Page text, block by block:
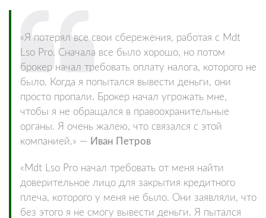
«Я потерял все свои сбережения, работая с Mdt
Lso Pro. Сначала все было хорошо, но потом
брокер начал требовать оплату налога, которого не
было. Когда я попытался вывести деньги, они
просто пропали. Брокер начал угрожать мне,
чтобы я не обращался в правоохранительные
органы. Я очень жалею, что связался с этой
компанией.» — Иван Петров
«Mdt Lso Pro начал требовать от меня найти
доверительное лицо для закрытия кредитного
плеча, которого у меня не было. Они заявляли, что
без этого я не смогу вывести деньги. Я пытался